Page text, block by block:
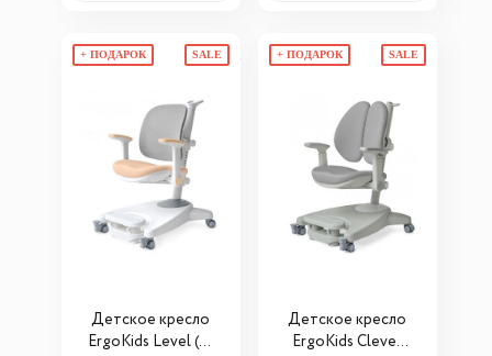
SALE
+ ПОДАРОК
Детское кресло
ErgoKids Level (Y-
SALE
+ ПОДАРОК
Детское кресло
ErgoKids Clever